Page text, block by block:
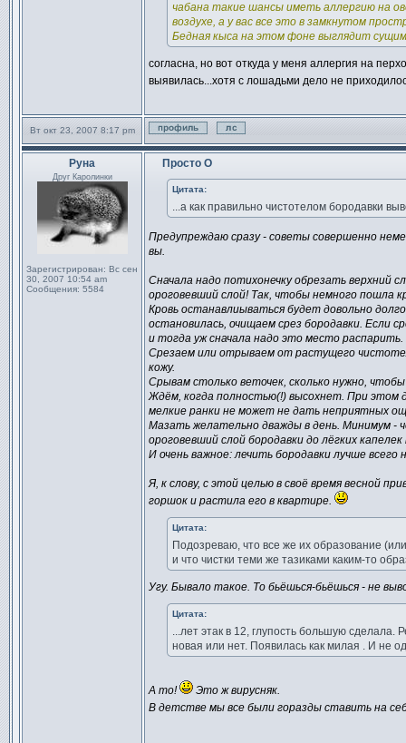
чабана такие шансы иметь аллергию на
воздухе, а у вас все это в замкнутом
Бедная кыса на этом фоне выглядит сущим
согласна, но вот откуда у меня аллергия на
выявилась...хотя с лошадьми дело не
Вт окт 23, 2007 8:17 pm
Профиль
Отправить личное
Руна
Друг Каролинки
Зарегистрирован: Вс сен
30, 2007 10:54 am
Сообщения: 5584
Просто О
Цитата:
...а как правильно чистотелом бородавки
Предупреждаю сразу - советы совершенно
вы.
Сначала надо потихонечку обрезать верхний
ороговевший слой! Так, чтобы немного пошла
Кровь останавлиываться будет довольно
остановилась, очищаем срез бородавки. Если
и тогда уж сначала надо это место распарить.
Срезаем или отрываем от растущего
кожу.
Срывам столько веточек, сколько нужно, чтобы
Ждём, когда полностью(!) высохнет. При этом
мелкие ранки не может не дать неприятных
Мазать желательно дважды в день. Минимум -
ороговевший слой бородавки до лёгких
И очень важное: лечить бородавки лучше
Я, к слову, с этой целью в своё время весной
горшок и растила его в квартире.
Цитата:
Подозреваю, что все же их образование
и что чистки теми же тазиками каким-то
Угу. Бывало такое. То бьёшься-бьёшься - не
Цитата:
...лет этак в 12, глупость большую
новая или нет. Появилась как милая . И не
А то!
Это ж вирусняк.
В детстве мы все были горазды ставить на